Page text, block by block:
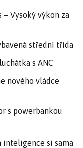
– Vysoký výkon za
střední třída
s ANC
nového vládce
s powerbankou
inteligence si sama